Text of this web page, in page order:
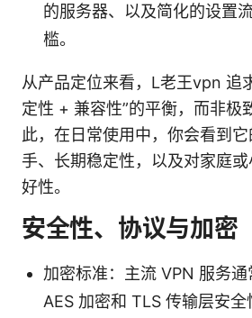
的服务器、以及简化的设置
槛。
从产品定位来看，L老王vpn 追
定性 + 兼容性”的平衡，而非极
此，在日常使用中，你会看到
手、长期稳定性，以及对家庭
好性。
安全性、协议与加密
加密标准：主流 VPN 服务
AES 加密和 TLS 传输层安